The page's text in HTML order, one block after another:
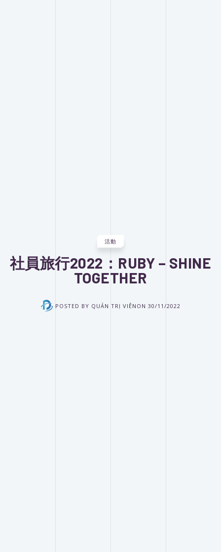
活動
社員旅行2022：RUBY – SHINE
TOGETHER
POSTED BY QUẢN TRỊ VIÊN ON 30/11/2022